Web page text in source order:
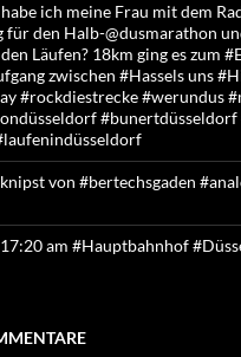
ich meine Frau mit dem
den Halb-@dusmarathon
Läufen? 18km ging es zum
zwischen #Hassels uns
#rockdiestrecke #werundus
#bunertdüsseldorf
von #bertechsgaden
am #Hauptbahnhof